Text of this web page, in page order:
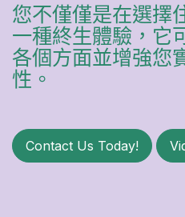
您不僅僅是在選擇
一種終生體驗，它
各個方面並增強您
性。
Contact Us Today!